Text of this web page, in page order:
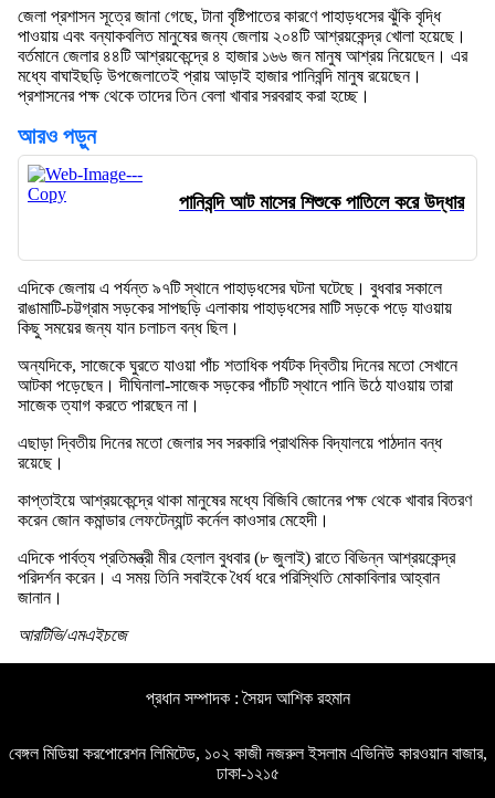
জেলা প্রশাসন সূত্রে জানা গেছে, টানা বৃষ্টিপাতের কারণে পাহাড়ধসের ঝুঁকি বৃদ্ধি
পাওয়ায় এবং বন্যাকবলিত মানুষের জন্য জেলায় ২০৪টি আশ্রয়কেন্দ্র খোলা হয়েছে।
বর্তমানে জেলার ৪৪টি আশ্রয়কেন্দ্রে ৪ হাজার ১৬৬ জন মানুষ আশ্রয় নিয়েছেন। এর
মধ্যে বাঘাইছড়ি উপজেলাতেই প্রায় আড়াই হাজার পানিবন্দি মানুষ রয়েছেন।
প্রশাসনের পক্ষ থেকে তাদের তিন বেলা খাবার সরবরাহ করা হচ্ছে।
আরও পড়ুন
পানিবন্দি আট মাসের শিশুকে পাতিলে করে উদ্ধার
এদিকে জেলায় এ পর্যন্ত ৯৭টি স্থানে পাহাড়ধসের ঘটনা ঘটেছে। বুধবার সকালে
রাঙামাটি-চট্টগ্রাম সড়কের সাপছড়ি এলাকায় পাহাড়ধসের মাটি সড়কে পড়ে যাওয়ায়
কিছু সময়ের জন্য যান চলাচল বন্ধ ছিল।
অন্যদিকে, সাজেকে ঘুরতে যাওয়া পাঁচ শতাধিক পর্যটক দ্বিতীয় দিনের মতো সেখানে
আটকা পড়েছেন। দীঘিনালা-সাজেক সড়কের পাঁচটি স্থানে পানি উঠে যাওয়ায় তারা
সাজেক ত্যাগ করতে পারছেন না।
এছাড়া দ্বিতীয় দিনের মতো জেলার সব সরকারি প্রাথমিক বিদ্যালয়ে পাঠদান বন্ধ
রয়েছে।
কাপ্তাইয়ে আশ্রয়কেন্দ্রে থাকা মানুষের মধ্যে বিজিবি জোনের পক্ষ থেকে খাবার বিতরণ
করেন জোন কমান্ডার লেফটেন্যান্ট কর্নেল কাওসার মেহেদী।
এদিকে পার্বত্য প্রতিমন্ত্রী মীর হেলাল বুধবার (৮ জুলাই) রাতে বিভিন্ন আশ্রয়কেন্দ্র
পরিদর্শন করেন। এ সময় তিনি সবাইকে ধৈর্য ধরে পরিস্থিতি মোকাবিলার আহ্বান
জানান।
আরটিভি/এমএইচজে
প্রধান সম্পাদক : সৈয়দ আশিক রহমান
বেঙ্গল মিডিয়া করপোরেশন লিমিটেড, ১০২ কাজী নজরুল ইসলাম এভিনিউ কারওয়ান বাজার,
ঢাকা-১২১৫